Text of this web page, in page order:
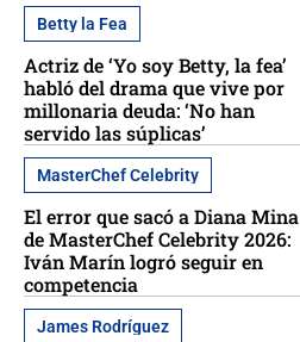
Betty la Fea
Actriz de ‘Yo soy Betty, la fea’
habló del drama que vive por
millonaria deuda: ‘No han
servido las súplicas’
MasterChef Celebrity
El error que sacó a Diana Mina
de MasterChef Celebrity 2026:
Iván Marín logró seguir en
competencia
James Rodríguez